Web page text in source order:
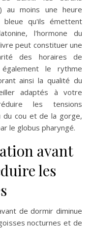
au moins une heure
bleue qu'ils émettent
l'hormone du
peut constituer une
des horaires de
le rythme
ainsi la qualité du
adaptés à votre
les tensions
du cou et de la gorge,
le globus pharyngé.
avant
les
de dormir diminue
nocturnes et de